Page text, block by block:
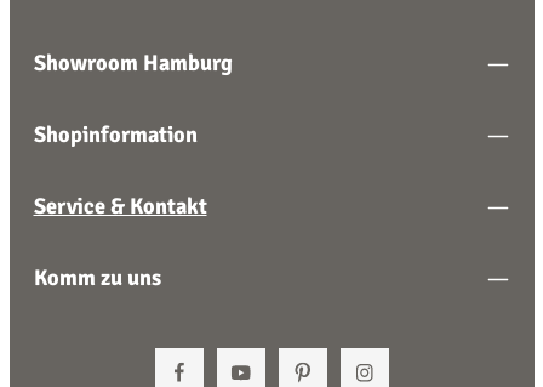
Showroom Hamburg
Shopinformation
Service & Kontakt
Komm zu uns